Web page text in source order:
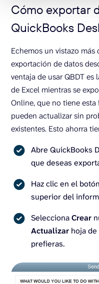
Cómo exportar
QuickBooks
Echemos un vistazo
exportación de datos
ventaja de usar QBDT
de Excel mientras se
Online, que no tiene
pueden actualizar sin
existentes. Esto ahorra
Abre QuickBooks
que deseas
Haz clic en el botón
superior del
SeleccionaCrear
Actualizar hoja
prefieras.